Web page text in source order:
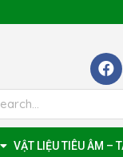
VẬT LIỆU TIÊU ÂM –